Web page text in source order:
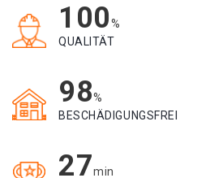
100%
QUALITÄT
98%
BESCHÄDIGUNGSFREI
27min